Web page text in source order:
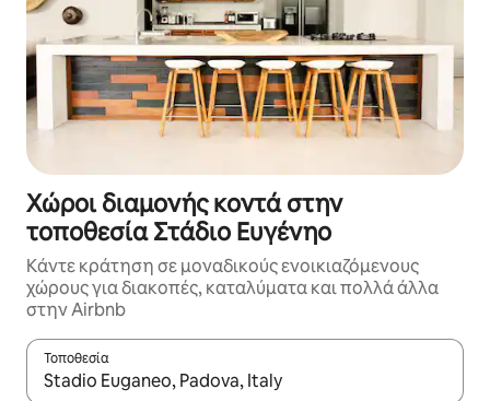
Χώροι διαμονής κοντά στην
τοποθεσία Στάδιο Ευγένηο
Κάντε κράτηση σε μοναδικούς ενοικιαζόμενους
χώρους για διακοπές, καταλύματα και πολλά άλλα
στην Airbnb
Τοποθεσία
Όταν τα αποτελέσματα είναι διαθέσιμα, μπορείτε να